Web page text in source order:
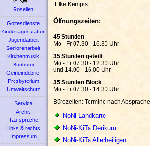
Rosellen
Gottesdienste
Kindertagesstätten
Jugendarbeit
Seniorenarbeit
Kirchenmusik
Bücherei
Gemeindebrief
Presbyterium
Umweltschutz
Service
Archiv
Taufsprüche
Links & rechts
Impressum
Elke Kempis
Öffnungszeiten:
45 Stunden
Mo - Fr 07.30 - 16.30 Uhr
35 Stunden geteilt
Mo - Fr 07.30 - 12.30 Uhr
und 14.00 - 16.00 Uhr
35 Stunden Block
Mo - Fr 07.30 - 14.30 Uhr
Bürozeiten: Termine nach Absprache
NoNi-Landkarte
NoNi-KiTa Derikum
NoNi-KiTa Allerheiligen